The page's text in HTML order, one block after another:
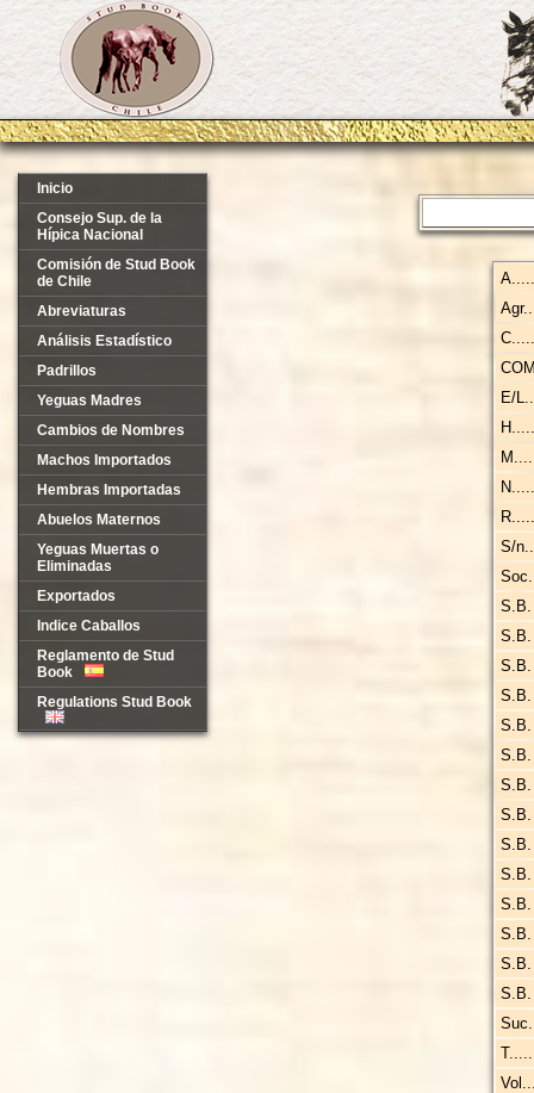
Inicio
Consejo Sup. de la
Hípica Nacional
Comisión de Stud Book
de Chile
Abreviaturas
Análisis Estadístico
Padrillos
Yeguas Madres
Cambios de Nombres
Machos Importados
Hembras Importadas
Abuelos Maternos
Yeguas Muertas o
Eliminadas
Exportados
Indice Caballos
Reglamento de Stud
Book
Regulations Stud Book
E/
S/